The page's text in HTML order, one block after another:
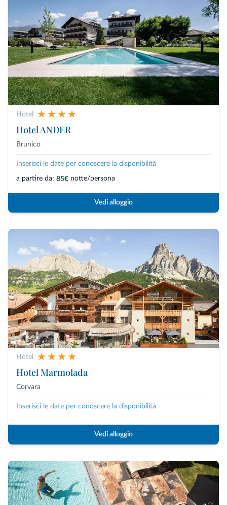
Hotel
Hotel ANDER
Brunico
Inserisci le date per conoscere la disponibilità
a partire da: 85€ notte/persona
Vedi alloggio
Hotel
Hotel Marmolada
Corvara
Inserisci le date per conoscere la disponibilità
Vedi alloggio